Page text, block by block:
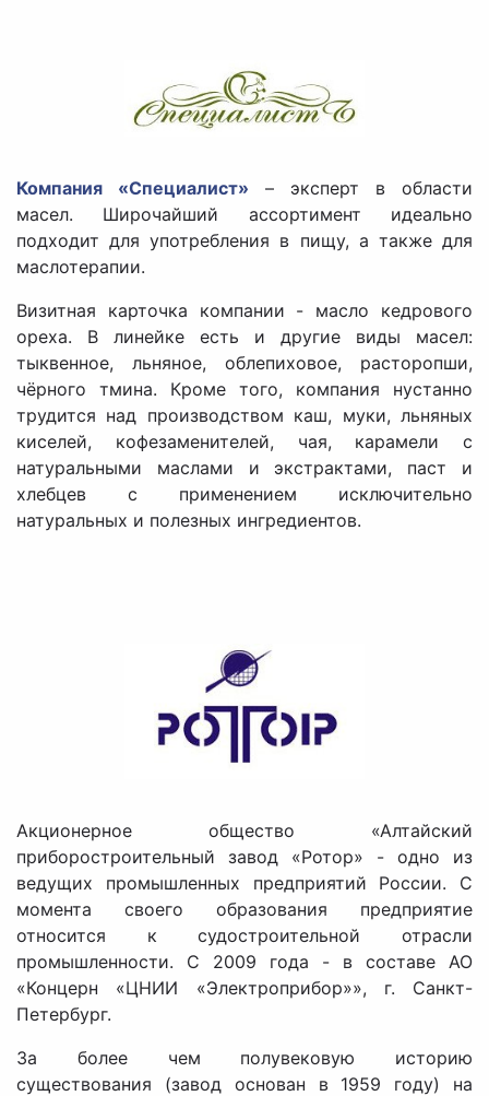
Компания «Специалист» – эксперт в области
масел. Широчайший ассортимент идеально
подходит для употребления в пищу, а также для
маслотерапии.
Визитная карточка компании - масло кедрового
ореха. В линейке есть и другие виды масел:
тыквенное, льняное, облепиховое, расторопши,
чёрного тмина. Кроме того, компания нустанно
трудится над производством каш, муки, льняных
киселей, кофезаменителей, чая, карамели с
натуральными маслами и экстрактами, паст и
хлебцев с применением исключительно
натуральных и полезных ингредиентов.
Акционерное общество «Алтайский
приборостроительный завод «Ротор» - одно из
ведущих промышленных предприятий России. С
момента своего образования предприятие
относится к судостроительной отрасли
промышленности. С 2009 года - в составе АО
«Концерн «ЦНИИ «Электроприбор»», г. Санкт-
Петербург.
За более чем полувековую историю
существования (завод основан в 1959 году) на